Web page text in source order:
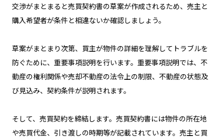
交渉がまとまると売買契約書の草案が作成されるため、売主と
購入希望者が条件と相違ないか確認しましょう。
草案がまとまり次第、買主が物件の詳細を理解してトラブルを
防ぐために、重要事項説明を行います。重要事項説明では、不
動産の権利関係や売却不動産の法令上の制限、不動産の状態及
び見込み、契約条件が説明されます。
そして、売買契約を締結します。売買契約書には物件の所在地
や売買代金、引き渡しの時期等が記載されています。売主と買